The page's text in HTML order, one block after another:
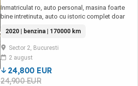
Inmatriculat ro, auto personal, masina foarte
bine intretinuta, auto cu istoric complet doar
online, fara elemente revopsite sau daune. Nu
ma ocup cu vanzarea autoturismelor. Dotari:
*SPORT LINE PACKAGE* INTERIOR BLACK
PIANO *2.0 TFSI MILD HIBRYD * EURO ...
2020 | benzina | 170000 km
Sector 2, Bucuresti
2 august
24,800 EUR
24,900 EUR